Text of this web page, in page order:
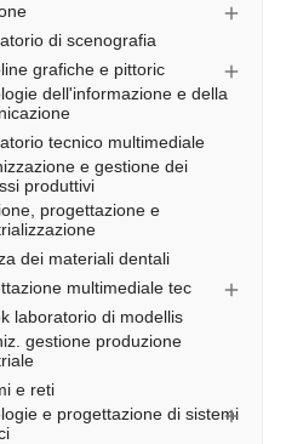

di scenografia
grafiche e pittoric

dell'informazione e della
tecnico multimediale
e gestione dei
produttivi
progettazione e
dei materiali dentali
multimediale tec

laboratorio di modellis
gestione produzione
e reti
e progettazione di sistemi
